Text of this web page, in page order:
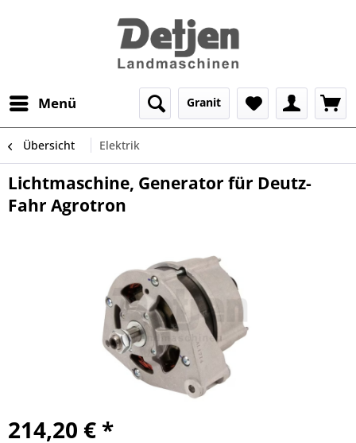
Menü Granit
Übersicht Elektrik
Lichtmaschine, Generator für Deutz-
Fahr Agrotron
214,20 € *